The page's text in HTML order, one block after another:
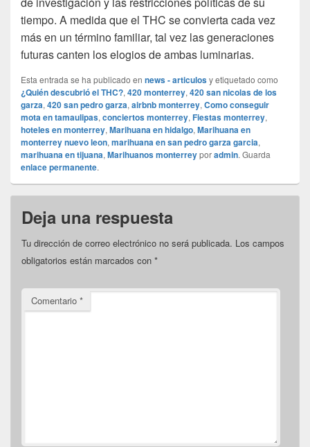
tiempo. A medida que el THC se convierta cada vez
más en un término familiar, tal vez las generaciones
futuras canten los elogios de ambas luminarias.
Esta entrada se ha publicado en news - articulosy etiquetado como
¿Quién descubrió el THC?, 420 monterrey, 420 san nicolas de los
garza, 420 san pedro garza, airbnb monterrey, Como conseguir
mota en tamaulipas, conciertos monterrey, Fiestas monterrey,
hoteles en monterrey, Marihuana en hidalgo, Marihuana en
monterrey nuevo leon, marihuana en san pedro garza garcia,
marihuana en tijuana, Marihuanos monterreyporadmin. Guarda
enlace permanente.
Deja una respuesta
Tu dirección de correo electrónico no será publicada. Los campos
obligatorios están marcados con *
Comentario *